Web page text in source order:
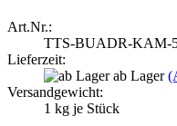
Art.Nr.:
TTS-BUADR-KAM-
Lieferzeit:
ab Lager
Versandgewicht:
1 kg je Stück